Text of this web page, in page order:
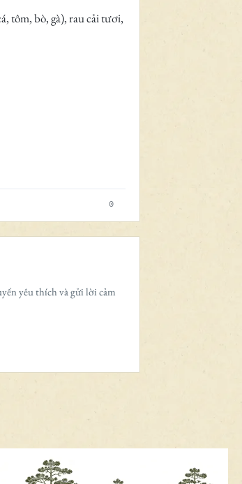
tôm, bò, gà), rau cải tươi,
0
yêu thích và gửi lời cảm